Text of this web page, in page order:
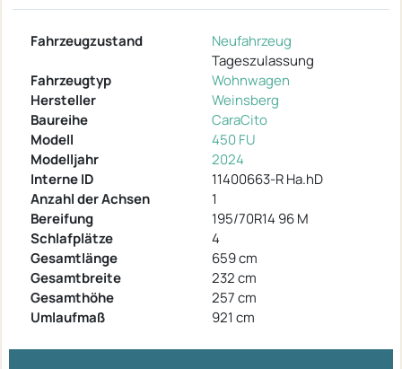
Fahrzeugzustand
Neufahrzeug
Tageszulassung
Fahrzeugtyp
Wohnwagen
Hersteller
Weinsberg
Baureihe
CaraCito
Modell
450 FU
Modelljahr
2024
Interne ID
11400663-R Ha.hD
Anzahl der Achsen
1
Bereifung
195/70R14 96 M
Schlafplätze
4
Gesamtlänge
659 cm
Gesamtbreite
232 cm
Gesamthöhe
257 cm
Umlaufmaß
921 cm